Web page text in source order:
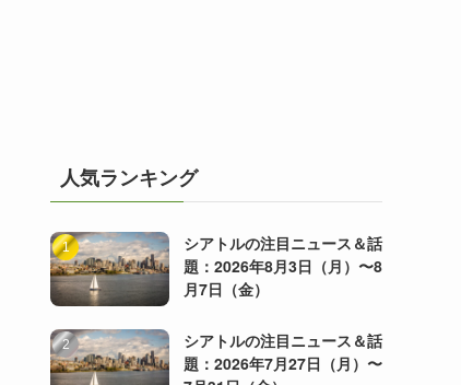
人気ランキング
シアトルの注目ニュース＆話
題：2026年8月3日（月）〜8
月7日（金）
シアトルの注目ニュース＆話
題：2026年7月27日（月）〜